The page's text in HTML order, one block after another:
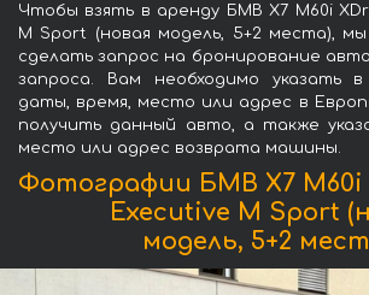
Чтобы взять в аренду БМВ X7 M60i
M Sport (новая модель, 5+2 места),
сделать запрос на бронирование
запроса. Вам необходимо указать
даты, время, место или адрес в
получить данный авто, а также
место или адрес возврата машины.
Фотографии БМВ X7 M60i
Executive M Sport
модель, 5+2